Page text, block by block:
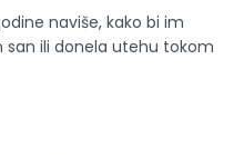
naviše, kako bi im
san ili donela utehu tokom